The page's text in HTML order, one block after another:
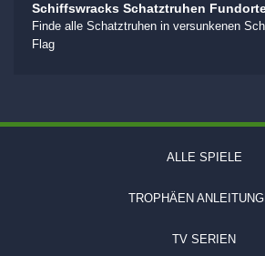
Schiffswracks Schatztruhen
Finde alle Schatztruhen in versunkenen
Flag
ALLE SPIELE
TROPHÄEN
TV SERIEN